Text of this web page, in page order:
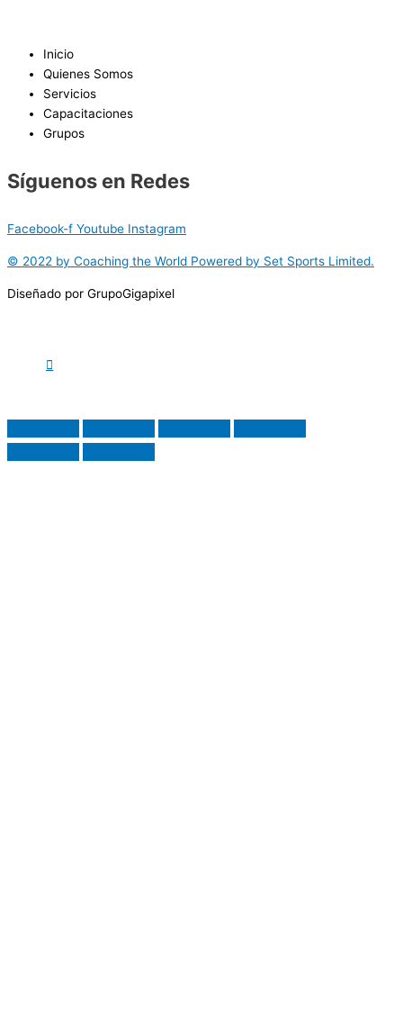
Inicio
Quienes Somos
Servicios
Capacitaciones
Grupos
Síguenos en Redes
Facebook-f Youtube Instagram
© 2022 by Coaching the World Powered by Set Sports Limited.
Diseñado por GrupoGigapixel